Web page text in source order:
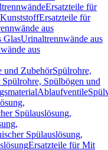
Ersatzteile für
Ersatzteile für
aus
GlasUrinaltrennwände aus
aus
und ZubehörSpülrohre,
Spülbögen und
Ablaufventile
Spülauslösung,
Spülauslösung,
Ersatzteile für Mit